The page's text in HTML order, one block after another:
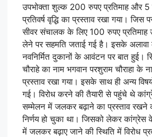
उपभोक्ता शुल्क 200 रुपए प्रतिमाह और 5
प्रतिवर्ष वृद्धि का प्रस्ताव रखा गया। जिस
सीवर संचालक के लिए 100 रुपए प्रतिमाह
लेने पर सहमति जताई गई है। इसके अलावा
नवनिर्मित दुकानों के आवंटन पर बात हुई।
चौराहे का नाम भगवान परशुराम चौराहा के
प्रस्ताव रखा गया। इसके साथ ही अन्य
गई। विरोध करने की तैयारी से पहुंचे थे
सम्मेलन में जलकर बढ़ाने का प्रस्ताव रखने
निर्णय हो चुका था। जिसको लेकर कांग्रेस
में जलकर बढ़ाए जाने की स्थिति में विरोध